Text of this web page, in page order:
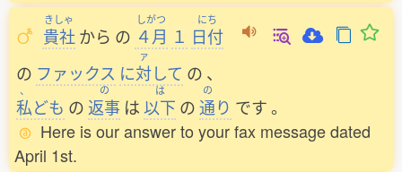
きしゃ
貴社 から の
しがつ
４月 １
にち
日付
の ファックス に
ァ
対して の 、
、
私ども の
の
返事 は
は
以下 の
の
通り です。
Here is our answer to your fax message dated
April 1st.